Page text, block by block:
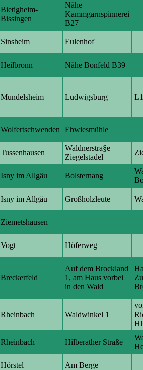
Bietigheim-
Bissingen
Nähe
Kammgarnspinnerei
B27
Sinsheim Eulenhof
Heilbronn Nähe Bonfeld B39
Mundelsheim Ludwigsburg
Wolfertschwenden Ehwiesmühle
Tussenhausen
Waldnerstra§e
Ziegelstadel
Isny im Allgäu Bolsternang
Isny im Allgäu Großholzleute
Ziemetshausen
Vogt Höferweg
Breckerfeld
Auf dem Brockland
1, am Haus vorbei
in den Wald
Rheinbach Waldwinkel 1
Rheinbach Hilberather Straße
Hörstel Am Berge